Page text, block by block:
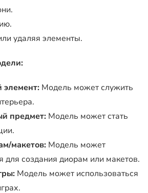
удаляя элементы.
элемент: Модель может служить
предмет: Модель может стать
макетов: Модель может
для создания диорам или макетов.
Модель может использоваться